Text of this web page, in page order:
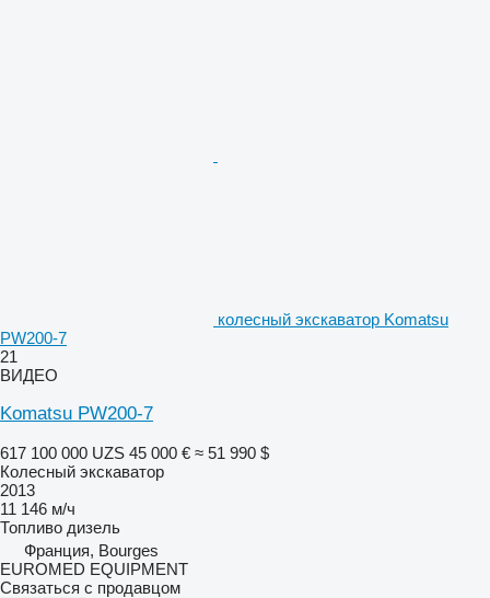
колесный экскаватор Komatsu
PW200-7
21
ВИДЕО
Komatsu PW200-7
617 100 000 UZS 45 000 € ≈ 51 990 $
Колесный экскаватор
2013
11 146 м/ч
Топливо дизель
Франция, Bourges
EUROMED EQUIPMENT
Связаться с продавцом